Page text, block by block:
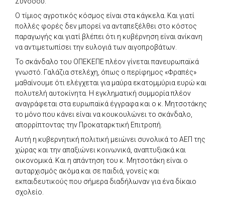
Ο τίμιος αγροτικός κόσμος είναι στα κάγκελα. Και γιατί
πολλές φορές δεν μπορεί να ανταπεξέλθει στο κόστος
παραγωγής και γιατί βλέπει ότι η κυβέρνηση είναι ανίκανη
να αντιμετωπίσει την ευλογιά των αιγοπροβάτων.
Το σκάνδαλο του ΟΠΕΚΕΠΕ πλέον γίνεται πανευρωπαϊκά
γνωστό. Γαλάζια στελέχη, όπως ο περίφημος «Φραπές»
μαθαίνουμε ότι ελέγχεται για μαύρα εκατομμύρια ευρώ και
πολυτελή αυτοκίνητα. Η εγκληματική συμμορία πλέον
αναγράφεται στα ευρωπαϊκά έγγραφα και ο κ. Μητσοτάκης
το μόνο που κάνει είναι να κουκουλώνει το σκάνδαλο,
απορρίπτοντας την Προκαταρκτική Επιτροπή.
Αυτή η κυβερνητική πολιτική μειώνει συνολικά το ΑΕΠ της
χώρας και την απαξιώνει κοινωνικά, αναπτυξιακά και
οικονομικά. Και η απάντηση του κ. Μητσοτάκη είναι ο
αυταρχισμός ακόμα και σε παιδιά, γονείς και
εκπαιδευτικούς που σήμερα διαδήλωναν για ένα δίκαιο
σχολείο.